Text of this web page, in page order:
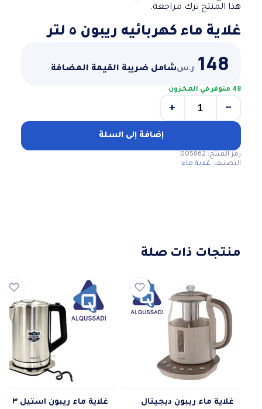
غلاية ماء كهربائيه ريبون ٥ لتر
148 ر.سشامل ضريبة القيمة المضافة
48 متوفر في المخزون
غلاية
كهربائيه
ريبون
٥
−
+
إضافة إلى السلة
رمز المنتج: 005862
التصنيف: غلاية ماء
هذا المنتج ترك مراجعة.
منتجات ذات صلة
غلاية ماء ريبون ديجيتال
غلاية ماء ريبون استيل ٣